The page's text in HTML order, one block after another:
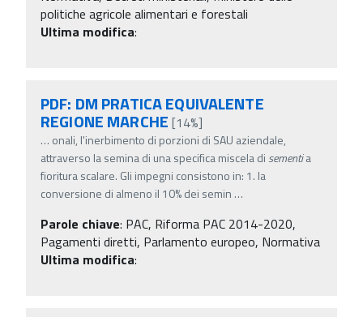
politiche agricole alimentari e forestali
Ultima modifica:
PDF: DM PRATICA EQUIVALENTE
REGIONE MARCHE [14%]
… onali, l'inerbimento di porzioni di SAU aziendale,
attraverso la semina di una specifica miscela di sementia
fioritura scalare. Gli impegni consistono in: 1. la
conversione di almeno il 10% dei semin …
Parole chiave: PAC, Riforma PAC 2014-2020,
Pagamenti diretti, Parlamento europeo, Normativa
Ultima modifica: